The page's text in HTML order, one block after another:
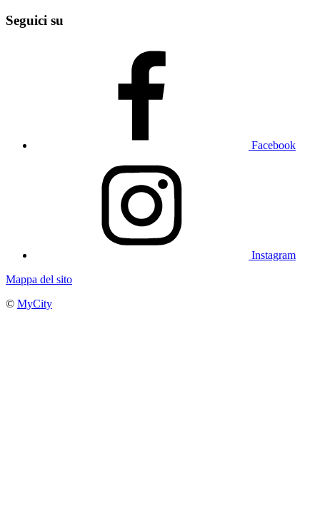
Seguici su
Facebook
Instagram
Mappa del sito
© MyCity